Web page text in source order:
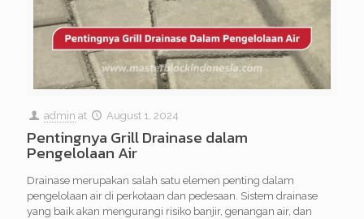
admin at August 1, 2024
Pentingnya Grill Drainase dalam
Pengelolaan Air
Drainase merupakan salah satu elemen penting dalam
pengelolaan air di perkotaan dan pedesaan. Sistem drainase
yang baik akan mengurangi risiko banjir, genangan air, dan